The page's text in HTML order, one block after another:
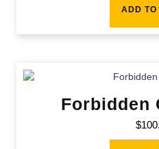
of 5
ADD
Forbidden
$